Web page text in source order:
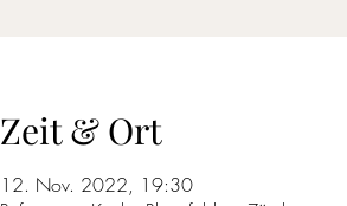
Zeit & Ort
12. Nov. 2022, 19:30